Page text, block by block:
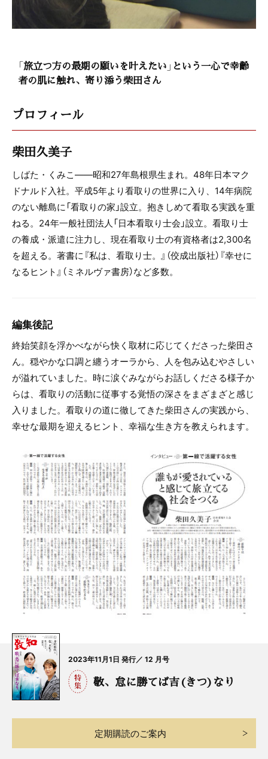
「旅立つ方の最期の願いを叶えたい」という一心で幸齢
者の肌に触れ、寄り添う柴田さん
プロフィール
柴田久美子
しばた・くみこ――昭和27年島根県生まれ。48年日本マク
ドナルド入社。平成5年より看取りの世界に入り、14年病院
のない離島に「看取りの家」設立。抱きしめて看取る実践を重
ねる。24年一般社団法人「日本看取り士会」設立。看取り士
の養成・派遣に注力し、現在看取り士の有資格者は2,300名
を超える。著書に『私は、看取り士。』（佼成出版社）『幸せに
なるヒント』（ミネルヴァ書房）など多数。
編集後記
終始笑顔を浮かべながら快く取材に応じてくださった柴田さ
ん。穏やかな口調と纏うオーラから、人を包み込むやさしい
が溢れていました。時に涙ぐみながらお話しくださる様子か
らは、看取りの活動に従事する覚悟の深さをまざまざと感じ
入りました。看取りの道に徹してきた柴田さんの実践から、
幸せな最期を迎えるヒント、幸福な生き方を教えられます。
2023年11月1日 発行／ 12 月号
敬、怠に勝てば吉(きつ)なり
定期購読のご案内